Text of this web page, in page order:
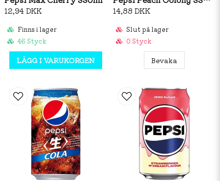
12,94 DKK
Finns i lager
46 Styck
LÄGG I VARUKORGEN
14,88 DKK
Slut på lager
0 Styck
Bevaka